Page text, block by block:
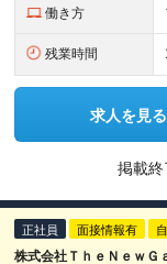
働き方
残業時間
求人を見る
掲載終
正社員 面接情報有
株式会社ＴｈｅＮｅｗＧ